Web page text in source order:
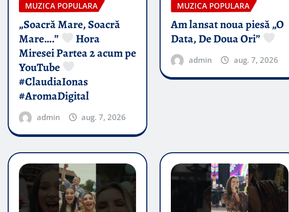
MUZICA POPULARA
„Soacră Mare, Soacră
Mare….”
Hora
Miresei Partea 2 acum pe
YouTube
#ClaudiaIonas
#AromaDigital
admin aug. 7, 2026
MUZICA POPULARA
Am lansat noua piesă „O
Data, De Doua Ori”
admin aug. 7, 2026